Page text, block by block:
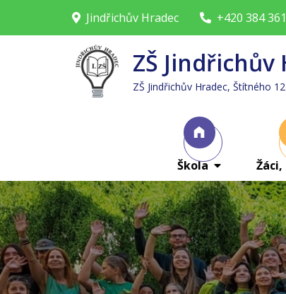
Jindřichův Hradec +420 384
ZŠ Jindřichův
ZŠ Jindřichův Hradec, Štítného
Škola